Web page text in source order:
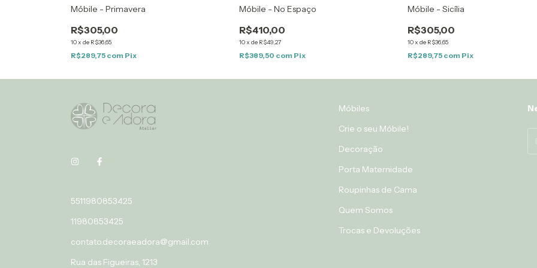
Móbile - Primavera
R$305,00
10x de R$36,65
R$289,75 com Pix
Móbile - No Espaço
R$410,00
10x de R$49,27
R$389,50 com Pix
Móbile - Sicília
R$305,00
10x de R$36,65
R$289,75 com Pix
5511980853425
11980853425
contato.decoraeadora@gmail.com
Rua das Figueiras, 1213
Móbiles
Crie o seu Móbile!
Decoração
Porta Maternidade
Roupinhas de Cama
Quem Somos
Trocas e Devoluções